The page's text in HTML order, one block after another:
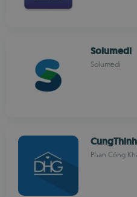
Solumedi
Solumedi
Phan Công